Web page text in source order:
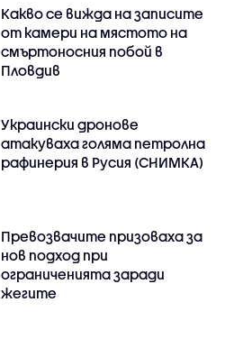
Какво се вижда на записите
от камери на мястото на
смъртоносния побой в
Пловдив
Украински дронове
атакуваха голяма петролна
рафинерия в Русия (СНИМКА)
Превозвачите призоваха за
нов подход при
ограниченията заради
жегите